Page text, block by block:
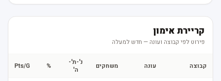
קריירת אימון
פירוט לפי קבוצה ועונה — חדש למעלה
קבוצה עונה משחקים
נ'-ת'-
Pts/G